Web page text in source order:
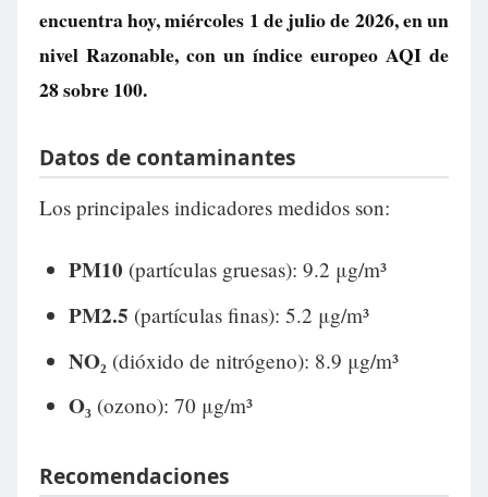
encuentra hoy, miércoles 1 de julio de 2026, en un
nivel Razonable, con un índice europeo AQI de
28sobre 100.
Datos de contaminantes
Los principales indicadores medidos son:
PM10 (partículas gruesas): 9.2 μg/m³
PM2.5 (partículas finas): 5.2 μg/m³
NO₂ (dióxido de nitrógeno): 8.9 μg/m³
O₃ (ozono): 70 μg/m³
Recomendaciones